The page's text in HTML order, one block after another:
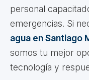
personal
emergencias. Si
agua en Santiago
somos tu mejor
tecnología y